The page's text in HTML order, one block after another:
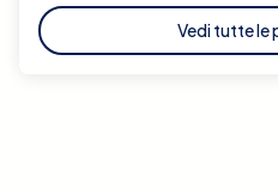
Vedi tutte le